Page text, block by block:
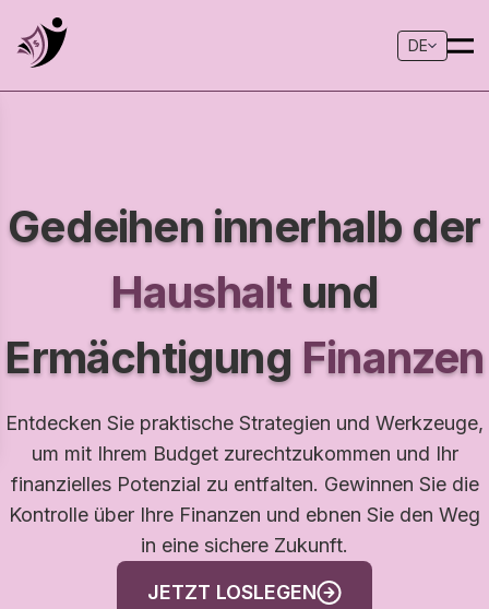
DE
Gedeihen innerhalb der
Haushaltund
Ermächtigung Finanzen
Entdecken Sie praktische Strategien und Werkzeuge,
um mit Ihrem Budget zurechtzukommen und Ihr
finanzielles Potenzial zu entfalten. Gewinnen Sie die
Kontrolle über Ihre Finanzen und ebnen Sie den Weg
in eine sichere Zukunft.
JETZT LOSLEGEN